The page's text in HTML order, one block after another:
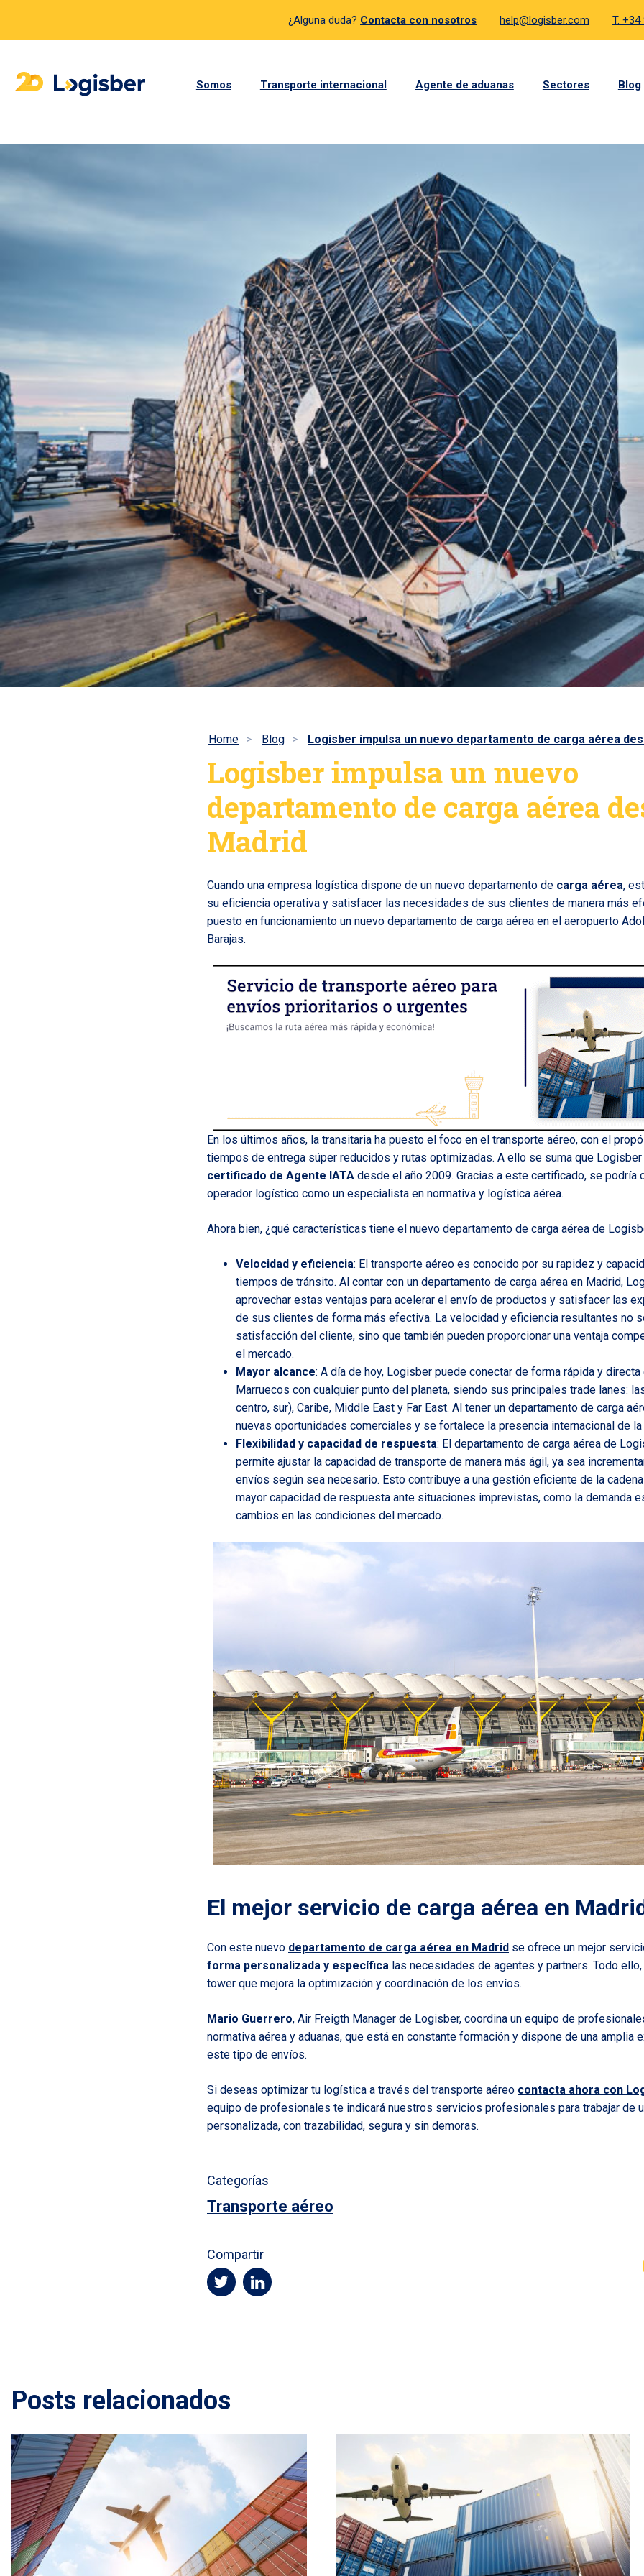
¿Alguna duda? Contacta con nosotros help@logisber.com T.
Somos Transporte internacional Agente de aduanas Sectores Blog
Home Blog Logisber impulsa un nuevo departamento de carga aérea
Logisber impulsa un nuevo
departamento de carga aérea
Madrid
Cuando una empresa logística dispone de un nuevo departamento de carga aérea,
su eficiencia operativa y satisfacer las necesidades de sus clientes de manera más
puesto en funcionamiento un nuevo departamento de carga aérea en el aeropuerto
Barajas.
En los últimos años, la transitaria ha puesto el foco en el transporte aéreo, con el
tiempos de entrega súper reducidos y rutas optimizadas. A ello se suma que
certificado de Agente IATA desde el año 2009. Gracias a este certificado, se podría
operador logístico como un especialista en normativa y logística aérea.
Ahora bien, ¿qué características tiene el nuevo departamento de carga aérea de
Velocidad y eficiencia: El transporte aéreo es conocido por su rapidez y
tiempos de tránsito. Al contar con un departamento de carga aérea en Madrid,
aprovechar estas ventajas para acelerar el envío de productos y satisfacer las
de sus clientes de forma más efectiva. La velocidad y eficiencia resultantes no
satisfacción del cliente, sino que también pueden proporcionar una ventaja
el mercado.
Mayor alcance: A día de hoy, Logisber puede conectar de forma rápida y directa
Marruecos con cualquier punto del planeta, siendo sus principales trade lanes:
centro, sur), Caribe, Middle East y Far East. Al tener un departamento de carga
nuevas oportunidades comerciales y se fortalece la presencia internacional de
Flexibilidad y capacidad de respuesta: El departamento de carga aérea de
permite ajustar la capacidad de transporte de manera más ágil, ya sea
envíos según sea necesario. Esto contribuye a una gestión eficiente de la
mayor capacidad de respuesta ante situaciones imprevistas, como la demanda
cambios en las condiciones del mercado.
El mejor servicio de carga aérea en
Con este nuevo departamento de carga aérea en Madrid se ofrece un mejor
forma personalizada y específica las necesidades de agentes y partners. Todo
tower que mejora la optimización y coordinación de los envíos.
Mario Guerrero, Air Freigth Manager de Logisber, coordina un equipo de
normativa aérea y aduanas, que está en constante formación y dispone de una amplia
este tipo de envíos.
Si deseas optimizar tu logística a través del transporte aéreo contacta ahora con
equipo de profesionales te indicará nuestros servicios profesionales para trabajar de
personalizada, con trazabilidad, segura y sin demoras.
Categorías
Transporte aéreo
Compartir
Posts relacionados